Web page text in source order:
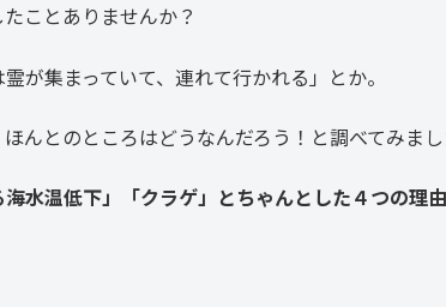
ことありませんか？
が集まっていて、連れて行かれる」とか。
とのところはどうなんだろう！と調べてみまし
海水温低下」「クラゲ」とちゃんとした４つの理